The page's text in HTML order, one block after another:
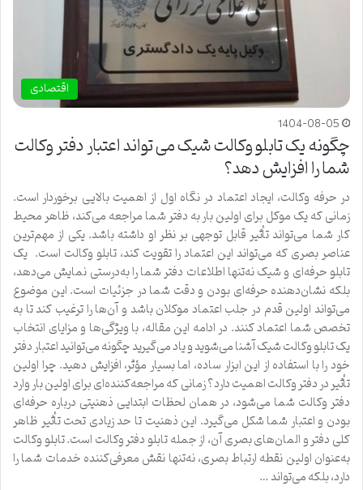
اقتصادی
1404-08-05
چگونه یک تابلو وکالت شیک می تواند اعتبار دفتر وکالت
شما را افزایش دهد؟
در حرفه وکالت، ایجاد اعتماد در نگاه اول از اهمیت بالایی برخوردار است.
زمانی که یک موکل برای اولین بار به دفتر شما مراجعه می‌کند، ظاهر محیط
کار شما می‌تواند تأثیر قابل توجهی بر نظر او داشته باشد. یکی از مهم‌ترین
عناصر بصری که می‌تواند این اعتماد را تقویت کند، تابلو وکالت است. یک
تابلو حرفه‌ای و شیک نه‌تنها اطلاعات دفتر شما را به‌درستی نمایش می‌دهد،
بلکه نشان‌دهنده حرفه‌ای بودن و دقت شما در جزئیات است. این موضوع
می‌تواند اولین قدم در جلب اعتماد موکلان باشد و آن‌ها را ترغیب کند تا به
تخصص شما اعتماد کنند. در ادامه این مقاله، با ویژگی‌ها و مزایای انتخاب
یک تابلو وکالت شیک آشنا می‌شوید و یاد می‌گیرید چگونه می‌توانید اعتبار دفتر
خود را با استفاده از این ابزار ساده، اما بسیار مؤثر، افزایش دهید. چرا اولین
تأثیر در دفتر وکالت اهمیت دارد؟ زمانی که مراجعه‌کننده‌ای برای اولین بار وارد
دفتر وکالت شما می‌شود، در همان لحظات ابتدایی ذهنیتی درباره حرفه‌ای
بودن و اعتبار شما شکل می‌گیرد. این ذهنیت تا حد زیادی تحت تأثیر ظاهر
کلی دفتر و المان‌های بصری آن، از جمله تابلو دفتر وکالت است. تابلو وکالت
به‌عنوان اولین نقطه ارتباط بصری، نه‌تنها نقش معرفی‌کننده خدمات شما را
دارد، بلکه می‌تواند …